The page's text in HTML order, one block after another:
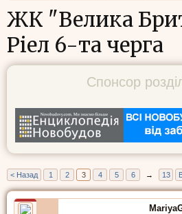
ЖК "Велика
Ріел 6-та черга
Спонсор
< Назад 1 2 3 4 5 6 → 13